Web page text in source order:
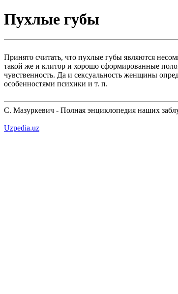
Пухлые губы
Принято считать, что пухлые губы являются
такой же и клитор и хорошо сформированные
чувственность. Да и сексуальность женщины
особенностями психики и т. п.
С. Мазуркевич - Полная энциклопедия наших
Uzpedia.uz